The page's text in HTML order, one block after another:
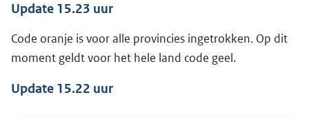
Update 15.23 uur
Code oranje is voor alle provincies ingetrokken. Op dit
moment geldt voor het hele land code geel.
Update 15.22 uur